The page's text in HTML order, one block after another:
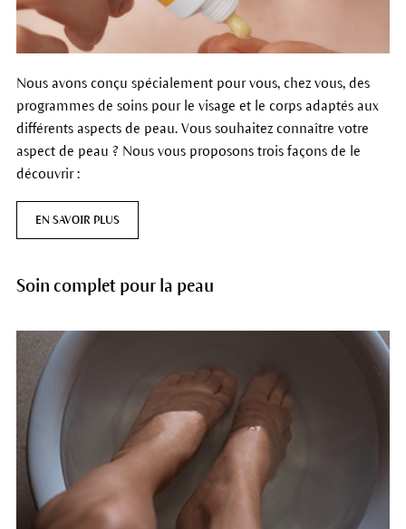
Nous avons conçu spécialement pour vous, chez vous, des
programmes de soins pour le visage et le corps adaptés aux
différents aspects de peau. Vous souhaitez connaître votre
aspect de peau ? Nous vous proposons trois façons de le
découvrir :
EN SAVOIR PLUS
Soin complet pour la peau